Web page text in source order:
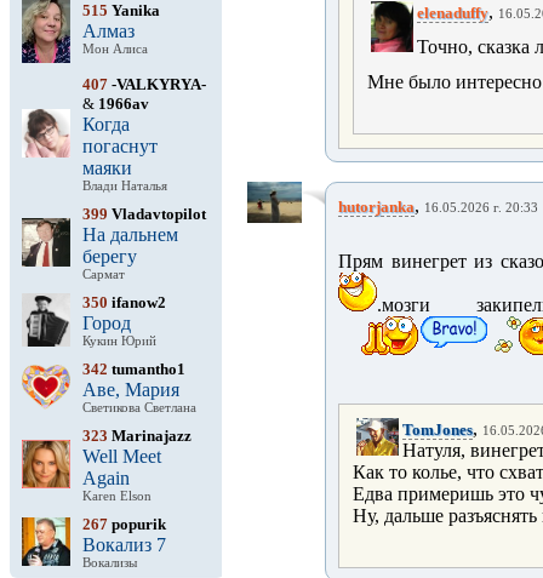
515 Yanika
Алмаз
Мон Алиса
407 -VALKYRYA-
& 1966av
Когда
погаснут
маяки
Влади Наталья
399 Vladavtopilot
На дальнем
берегу
Сармат
350 ifanow2
Город
Кукин Юрий
342 tumantho1
Аве, Мария
Светикова Светлана
323 Marinajazz
Well Meet
Again
Karen Elson
267 popurik
Вокализ 7
Вокализы
elenaduffy,
Точно, сказка
Мне было интересно
hutorjanka, 16.05.2026 г. 20:33
Прям винегрет из
.мозги
TomJones,
Натуля,
Как то колье, что
Едва примеришь это
Ну, дальше разъяснять